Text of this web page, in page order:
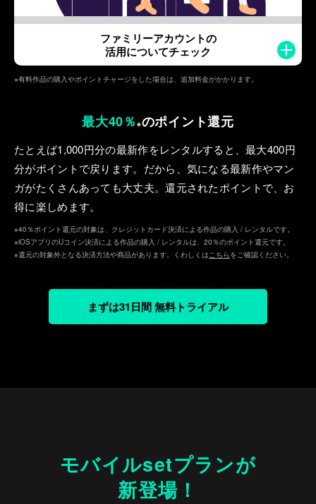
ファミリーアカウントの
活用についてチェック
※有料作品の購入やポイントチャージをした場合は、追加料金がかかります。
最大40％ ※のポイント還元
たとえば1,000円分の最新作をレンタルすると、最⼤400円
分がポイントで戻ります。だから、気になる最新作やマン
ガがたくさんあっても⼤丈夫。還元されたポイントで、お
得に楽しめます。
※40％ポイント還元の対象は、クレジットカード決済による作品の購入 / レンタルです。
※iOSアプリのUコイン決済による作品の購入 / レンタルは、20％のポイント還元です。
※還元の対象外となる決済方法や商品があります。くわしくはこちらをご確認ください。
まずは31日間 無料トライアル
モバイルsetプランが
新登場！